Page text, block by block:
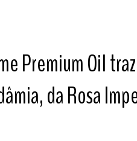
Premium Oil
da Rosa